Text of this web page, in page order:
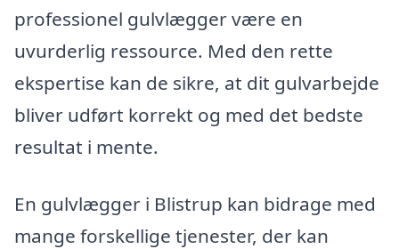
professionel gulvlægger være en
uvurderlig ressource. Med den rette
ekspertise kan de sikre, at dit gulvarbejde
bliver udført korrekt og med det bedste
resultat i mente.
En gulvlægger i Blistrup kan bidrage med
mange forskellige tjenester, der kan